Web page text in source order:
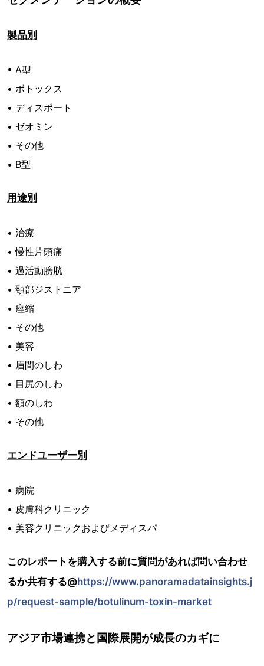
製品別
• A型
• ボトックス
• ディスポート
• ゼオミン
• その他
• B型
用途別
• 治療
• 慢性片頭痛
• 過活動膀胱
• 頸部ジストニア
• 痙縮
• その他
• 美容
• 眉間のしわ
• 目尻のしわ
• 額のしわ
• その他
エンドユーザー別
• 病院
• 皮膚科クリニック
• 美容クリニックおよびメディスパ
このレポートを購入する前に質問があれば問い合わせ
るか共有する@https://www.panoramadatainsights.j
p/request-sample/botulinum-toxin-market
アジア市場連携と国際展開が成長のカギに